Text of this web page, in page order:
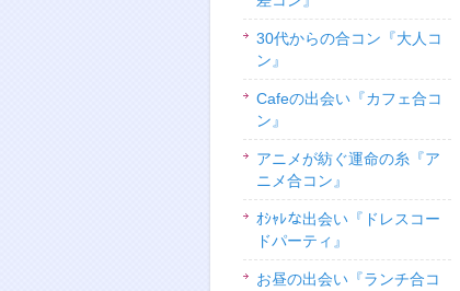
30代からの合コン『大人コ
ン』
Cafeの出会い『カフェ合コ
ン』
アニメが紡ぐ運命の糸『ア
ニメ合コン』
ｵｼｬﾚな出会い『ドレスコー
ドパーティ』
お昼の出会い『ランチ合コ